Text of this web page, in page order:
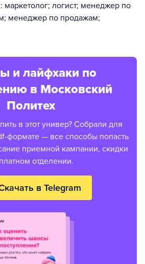
логист; менеджер по
менеджер по продажам;
и лайфхаки по
в Московский
Политех
в этот универ? Собрали для
формате — все способы попасть
приемной кампании, скидки
отделении.
в Telegram